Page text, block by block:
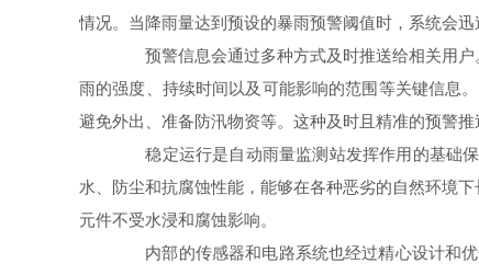
情况。当降雨量达到预设的暴雨预警阈值时，系统会迅
预警信息会通过多种方式及时推送给相关用户
雨的强度、持续时间以及可能影响的范围等关键信息
避免外出、准备防汛物资等。这种及时且精准的预警
稳定运行是自动雨量监测站发挥作用的基础保
水、防尘和抗腐蚀性能，能够在各种恶劣的自然环境
元件不受水浸和腐蚀影响。
内部的传感器和电路系统也经过精心设计和优